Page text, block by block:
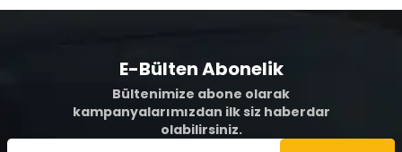
E-Bülten Abonelik
Bültenimize abone olarak
kampanyalarımızdan ilk siz haberdar
olabilirsiniz.